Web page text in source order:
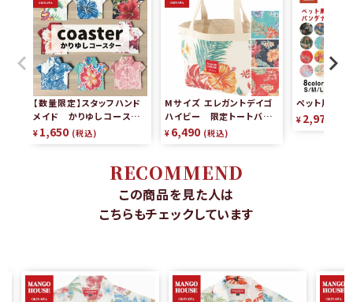
【数量限定】スタッフハンド
メイド かりゆしコースタ
ー（2枚組）
¥ 1,650 税込
Mサイズ エレガントデイゴ
ハイビー 限定トートバッグ
リバーシブル
¥ 6,490 税込
ペット用かり
¥ 2,970
RECOMMEND
この商品を見た人は
こちらもチェックしています